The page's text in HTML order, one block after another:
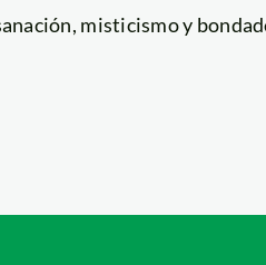
misticismo y